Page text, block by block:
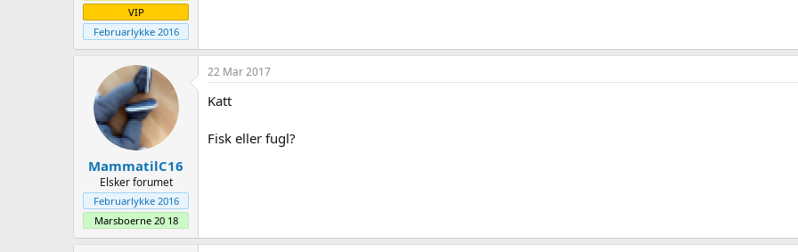
VIP
Februarlykke 2016
MammatilC16
Elsker forumet
Februarlykke 2016
Marsboerne 20 18
22 Mar 2017
Katt
Fisk eller fugl?